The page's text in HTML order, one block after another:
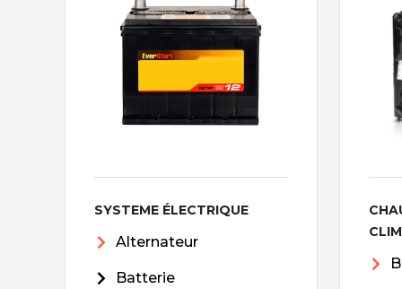
SYSTEME ÉLECTRIQUE
Alternateur
Batterie